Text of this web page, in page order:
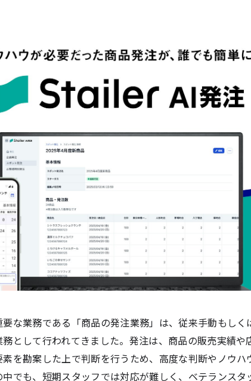
な業務である「商品の発注業務」は、従来手動もし
として行われてきました。発注は、商品の販売実績
を勘案した上で判断を行うため、高度な判断やノウ
でも、短期スタッフでは対応が難しく、ベテランス